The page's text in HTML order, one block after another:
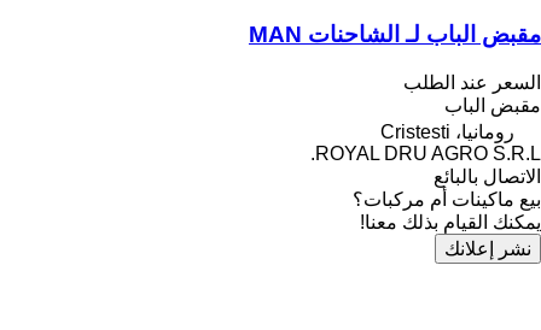
مقبض الباب لـ الشاحنات MAN
السعر عند الطلب
مقبض الباب
رومانيا، Cristesti
ROYAL DRU AGRO S.R.L.
الاتصال بالبائع
بيع ماكينات أم مركبات؟
يمكنك القيام بذلك معنا!
نشر إعلانك